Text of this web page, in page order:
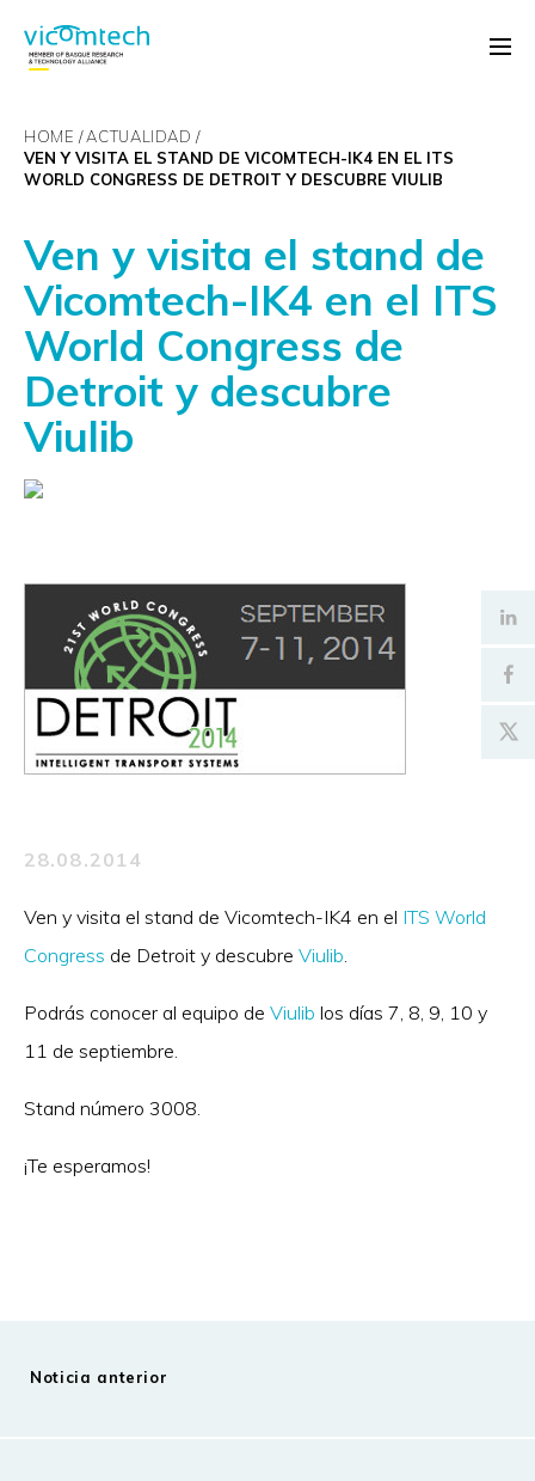
HOME
ACTUALIDAD
VEN Y VISITA EL STAND DE VICOMTECH-IK4 EN EL ITS
WORLD CONGRESS DE DETROIT Y DESCUBRE VIULIB
Ven y visita el stand de
Vicomtech-IK4 en el ITS
World Congress de
Detroit y descubre
Viulib
28.08.2014
Ven y visita el stand de Vicomtech-IK4 en el ITS World
Congress de Detroit y descubre Viulib.
Podrás conocer al equipo de Viulib los días 7, 8, 9, 10 y
11 de septiembre.
Stand número 3008.
¡Te esperamos!
Noticia anterior